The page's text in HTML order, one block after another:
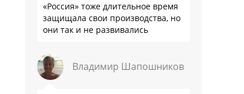
«Россия» тоже длительное время
защищала свои производства, но
они так и не развивались
Владимир Шапошников